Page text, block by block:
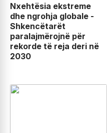
Nxehtësia ekstreme
dhe ngrohja globale -
Shkencëtarët
paralajmërojnë për
rekorde të reja deri në
2030